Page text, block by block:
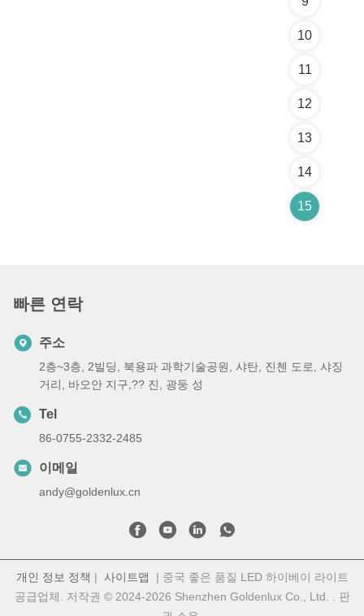
10
11
12
13
14
15
빠른 연락
주소
2층~3층, 2빌딩, 북용파 과학기술공원, 샤탄, 진첸 도로, 샤징
거리, 바오안 지구,?? 진, 광둥 성
Tel
86-0755-2332-2485
이메일
andy@goldenlux.cn
개인 정보 정책 | 사이트맵 | 중국 좋은 품질 LED 하이베이 라이트
공급업체. 저작권 © 2024-2026 Shenzhen Goldenlux Co., Ltd. . 판